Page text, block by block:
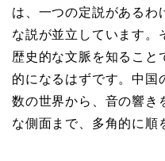
は、一つの定説があるわ
な説が並立しています。
歴史的な文脈を知ること
的になるはずです。中国
数の世界から、音の響き
な側面まで、多角的に順